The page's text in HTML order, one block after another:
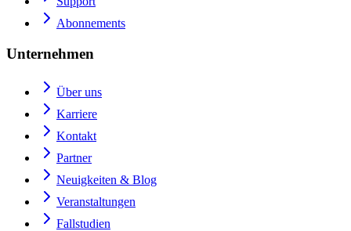
Abonnements
Unternehmen
Über uns
Karriere
Kontakt
Partner
Neuigkeiten & Blog
Veranstaltungen
Fallstudien